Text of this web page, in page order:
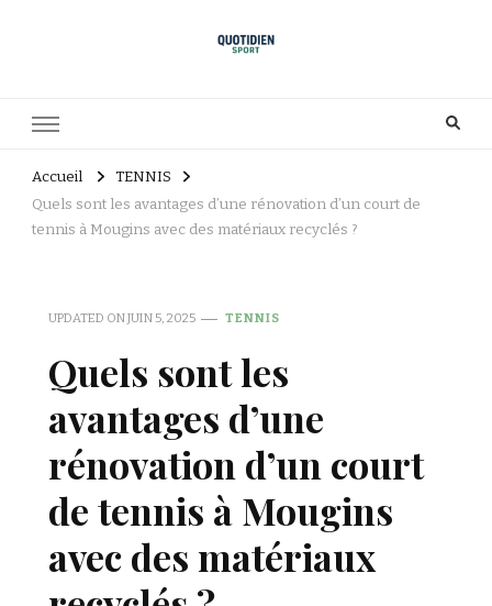
Accueil
TENNIS
Quels sont les avantages d’une rénovation d’un court de
tennis à Mougins avec des matériaux recyclés ?
UPDATED ONJUIN 5, 2025 TENNIS
Quels sont les
avantages d’une
rénovation d’un court
de tennis à Mougins
avec des matériaux